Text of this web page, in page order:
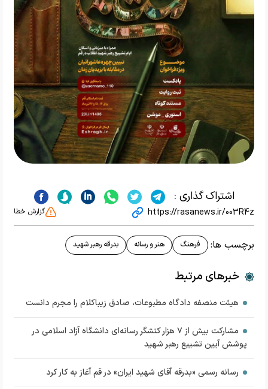
اشتراک گذاری :
https://rasanews.ir/003R4z گزارش خطا
برچسب ها: فرهنگ هنر و رسانه بدرقه رهبر شهید
خبرهای مرتبط
هیئت منصفه دادگاه مطبوعات، صادق زیباکلام را مجرم دانست
مشارکت بیش از ۷ هزار کنشگر رسانه‌ای دانشگاه آزاد اسلامی در
پوشش آیین تشییع رهبر شهید
رسانه رسمی «بدرقه آقای شهید ایران» در قم آغاز به کار کرد